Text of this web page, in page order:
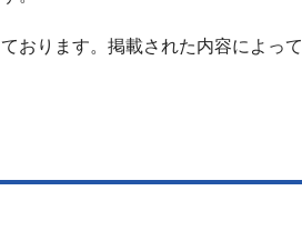
おります。掲載された内容によって